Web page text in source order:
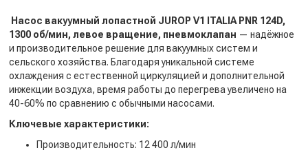
Насос вакуумный лопастной JUROP V1 ITALIA PNR 124D,
1300 об/мин, левое вращение, пневмоклапан — надёжное
и производительное решение для вакуумных систем и
сельского хозяйства. Благодаря уникальной системе
охлаждения с естественной циркуляцией и дополнительной
инжекции воздуха, время работы до перегрева увеличено на
40-60% по сравнению с обычными насосами.
Ключевые характеристики:
Производительность: 12 400 л/мин